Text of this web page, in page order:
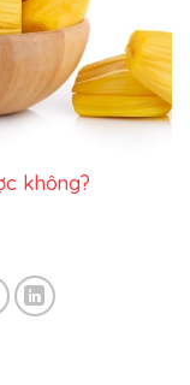
không?